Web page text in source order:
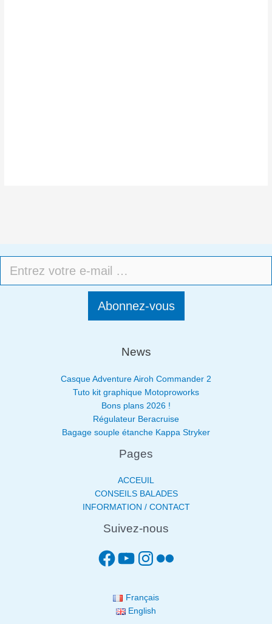
Abonnez-vous
News
Casque Adventure Airoh Commander 2
Tuto kit graphique Motoproworks
Bons plans 2026 !
Régulateur Beracruise
Bagage souple étanche Kappa Stryker
Pages
ACCEUIL
CONSEILS BALADES
INFORMATION / CONTACT
Suivez-nous
Français
English